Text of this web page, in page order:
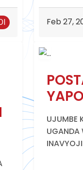
Feb 27,
UJUMBE
UGANDA